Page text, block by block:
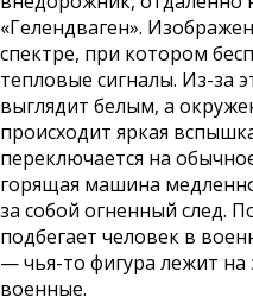
«Гелендваген».
спектре, при котором
тепловые сигналы. Из-за
выглядит белым, а
происходит яркая
переключается на
горящая машина
за собой огненный след.
подбегает человек в
— чья-то фигура лежит на
военные.